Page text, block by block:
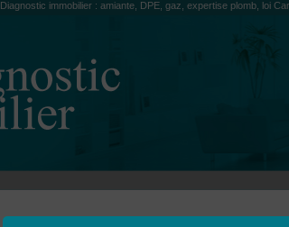
Diagnostic immobilier : amiante, DPE, gaz, expertise plomb, loi